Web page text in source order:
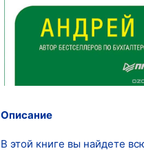
Описание
В этой книге вы найдете